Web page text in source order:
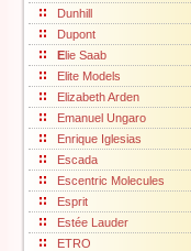
Dunhill
Dupont
Elie Saab
Elite Models
Elizabeth Arden
Emanuel Ungaro
Enrique Iglesias
Escada
Escentric Molecules
Esprit
Estée Lauder
ETRO